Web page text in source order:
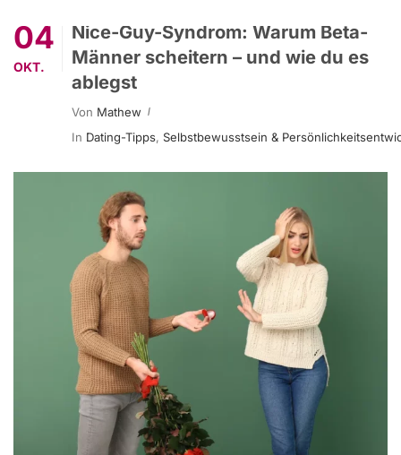
04
OKT.
Nice-Guy-Syndrom: Warum Beta-
Männer scheitern – und wie du es
ablegst
Von Mathew
In Dating-Tipps, Selbstbewusstsein &